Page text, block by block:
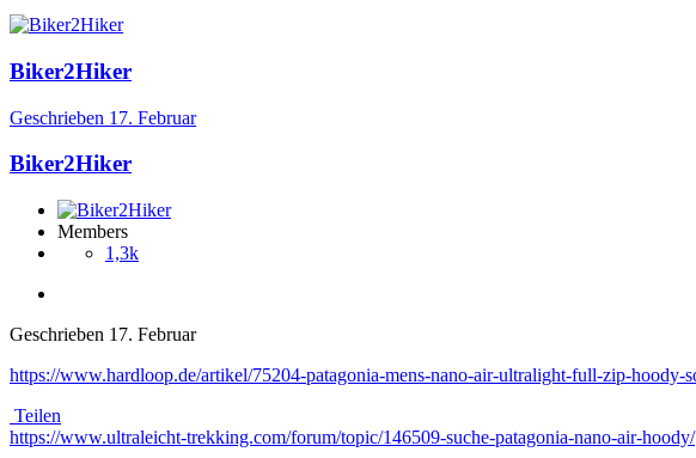
Biker2Hiker
Geschrieben 17. Februar
Biker2Hiker
Members
1,3k
Geschrieben 17. Februar
https://www.hardloop.de/artikel/75204-patagonia-mens-nano-air-ultralight-full-zip-hoody-
Teilen
https://www.ultraleicht-trekking.com/forum/topic/146509-suche-patagonia-nano-air-hoody/